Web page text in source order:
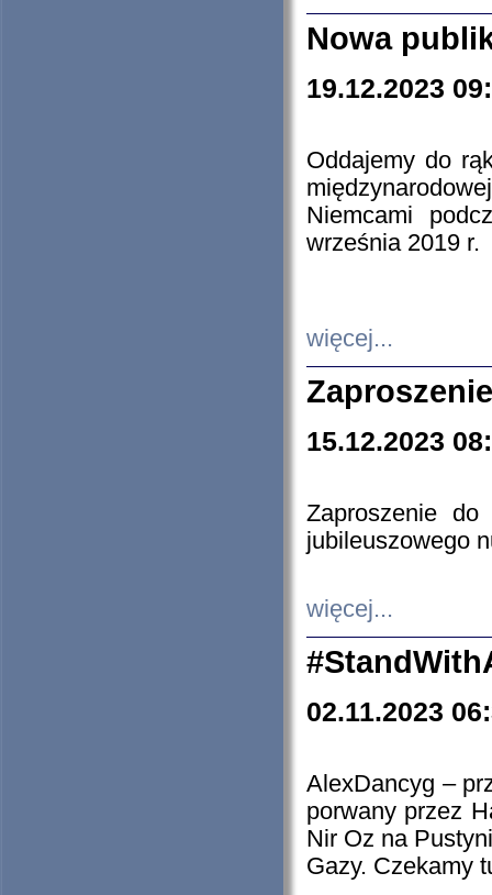
Nowa
19.12.2023
Oddajemy do
Niemcami
września 2019 r.
więcej...
15.12.2023
Zaproszenie do
jubileuszowego
więcej...
02.11.2023
AlexDancyg –
porwany przez
Nir Oz na
Gazy. Czekamy